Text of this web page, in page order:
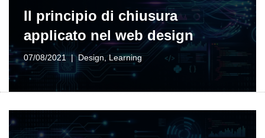
Il principio di chiusura
applicato nel web design
07/08/2021 Design, Learning